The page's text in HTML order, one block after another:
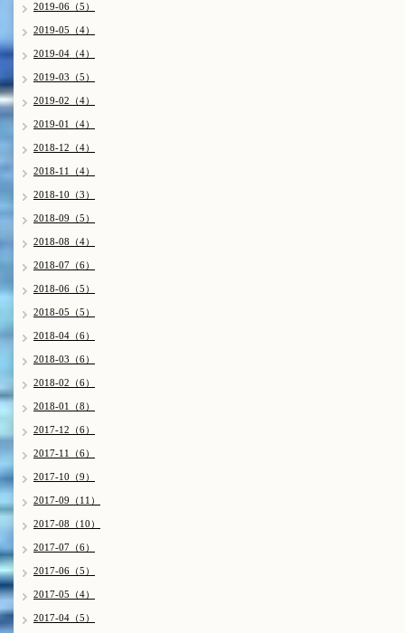
2019-06（5）
2019-05（4）
2019-04（4）
2019-03（5）
2019-02（4）
2019-01（4）
2018-12（4）
2018-11（4）
2018-10（3）
2018-09（5）
2018-08（4）
2018-07（6）
2018-06（5）
2018-05（5）
2018-04（6）
2018-03（6）
2018-02（6）
2018-01（8）
2017-12（6）
2017-11（6）
2017-10（9）
2017-09（11）
2017-08（10）
2017-07（6）
2017-06（5）
2017-05（4）
2017-04（5）